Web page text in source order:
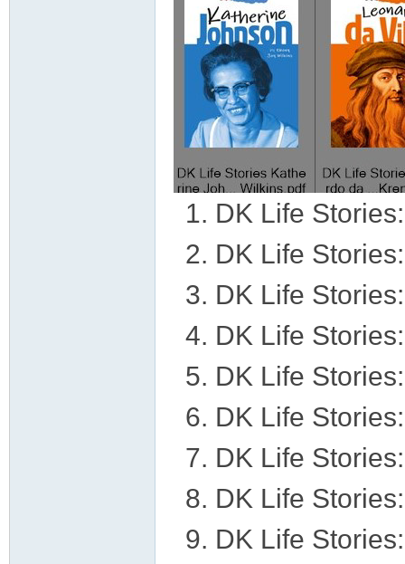
DK Life
DK Life
DK Life
DK Life
DK Life
DK Life
DK Life
DK Life
DK Life